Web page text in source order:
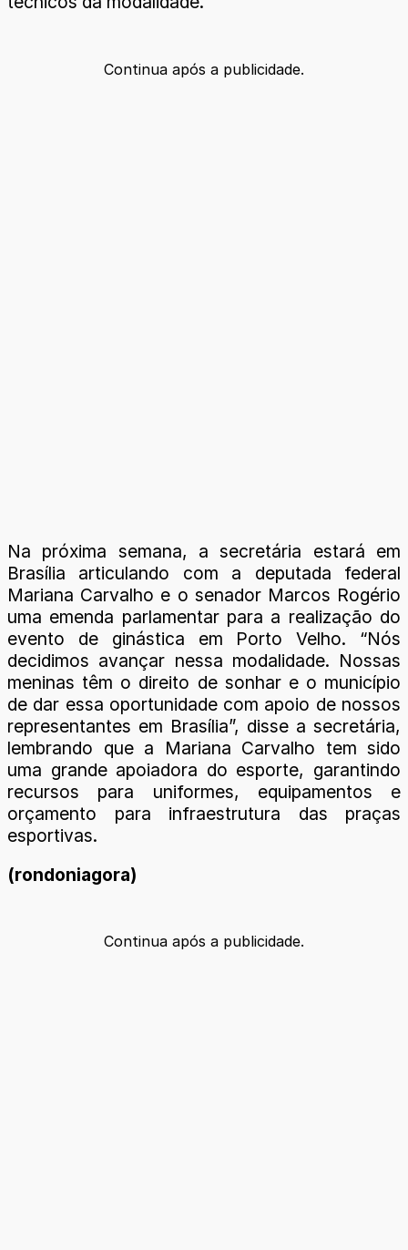
Continua após a publicidade.
Na próxima semana, a secretária estará em
Brasília articulando com a deputada federal
Mariana Carvalho e o senador Marcos Rogério
uma emenda parlamentar para a realização do
evento de ginástica em Porto Velho. “Nós
decidimos avançar nessa modalidade. Nossas
meninas têm o direito de sonhar e o município
de dar essa oportunidade com apoio de nossos
representantes em Brasília”, disse a secretária,
lembrando que a Mariana Carvalho tem sido
uma grande apoiadora do esporte, garantindo
recursos para uniformes, equipamentos e
orçamento para infraestrutura das praças
esportivas.
(rondoniagora)
Continua após a publicidade.